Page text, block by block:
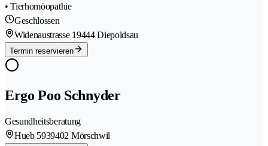
• Tierhomöopathie
Geschlossen
Widenaustrasse 19444 Diepoldsau
Termin reservieren
Ergo Poo Schnyder
Gesundheitsberatung
Hueb 5939402 Mörschwil